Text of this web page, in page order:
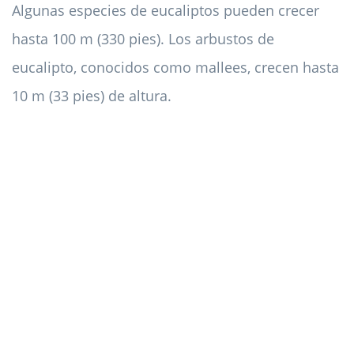
Algunas especies de eucaliptos pueden crecer
hasta 100 m (330 pies). Los arbustos de
eucalipto, conocidos como mallees, crecen hasta
10 m (33 pies) de altura.